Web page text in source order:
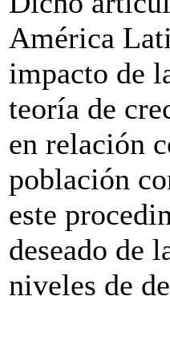
América
impacto de
teoría de
en relación
población
este
deseado de
niveles de